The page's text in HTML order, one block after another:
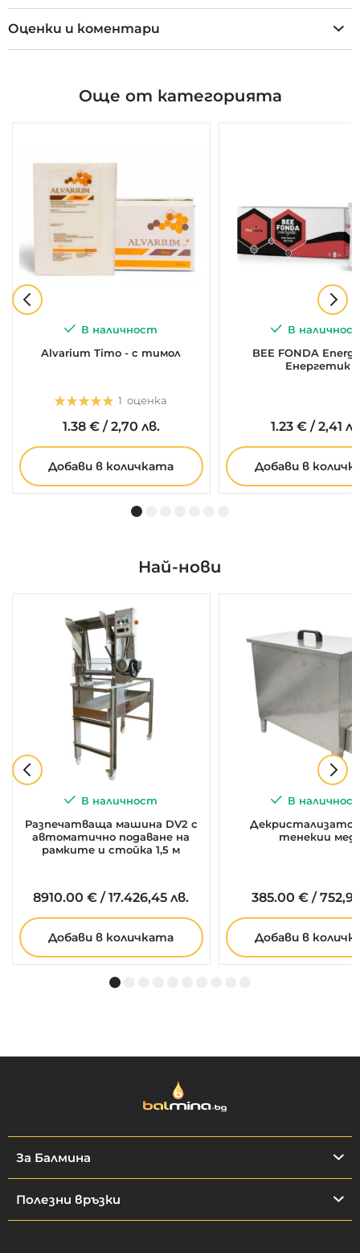
Оценки и коментари
Още от категорията
В наличност
Alvarium Timo - с тимол
Оценка:
1 оценка
1.38 €/2,70 лв.
Добави в количката
В
BEE FONDA
Енергетик
1.23 € /2,41
Добави в
Най-нови
В наличност
Разпечатваща машина DV2 с
автоматично подаване на
рамките и стойка 1,5 м
8910.00 € /17.426,45 лв.
Добави в количката
В
Декристализатор
тенекии мед
385.00 € /
Добави в
За Балмина
Полезни връзки